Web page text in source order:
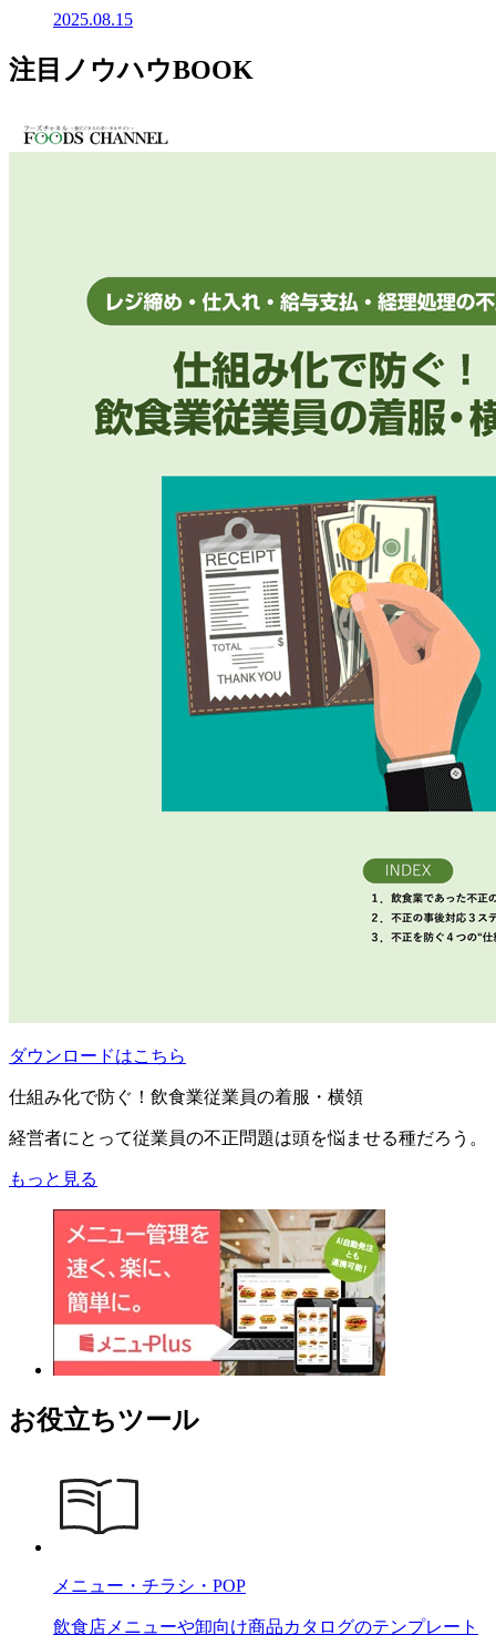
2025.08.15
注目ノウハウBOOK
ダウンロードはこちら
仕組み化で防ぐ！飲食業従業員の着服・横領
経営者にとって従業員の不正問題は頭を悩ませる種だろう。
もっと見る
お役立ちツール
メニュー・チラシ・POP
飲食店メニューや卸向け商品カタログのテンプレート